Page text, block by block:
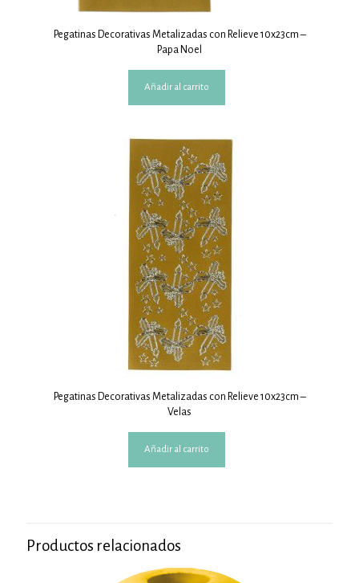
Pegatinas Decorativas Metalizadas con Relieve 10x23cm –
Papa Noel
Añadir al carrito
Pegatinas Decorativas Metalizadas con Relieve 10x23cm –
Velas
Añadir al carrito
Productos relacionados